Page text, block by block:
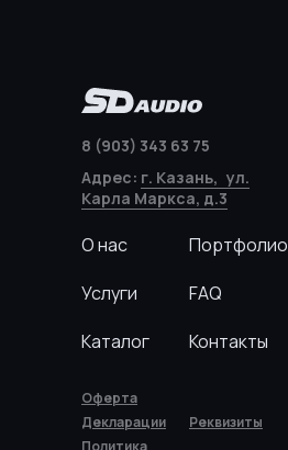
8 (903) 343 63 75
Адрес: г. Казань, ул.
Карла Маркса, д.3
Политика
Декларации Реквизиты
Оферта
Каталог
Портфолио
FAQ
Контакты
Услуги
О нас